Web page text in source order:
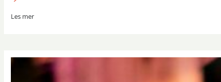
Les mer